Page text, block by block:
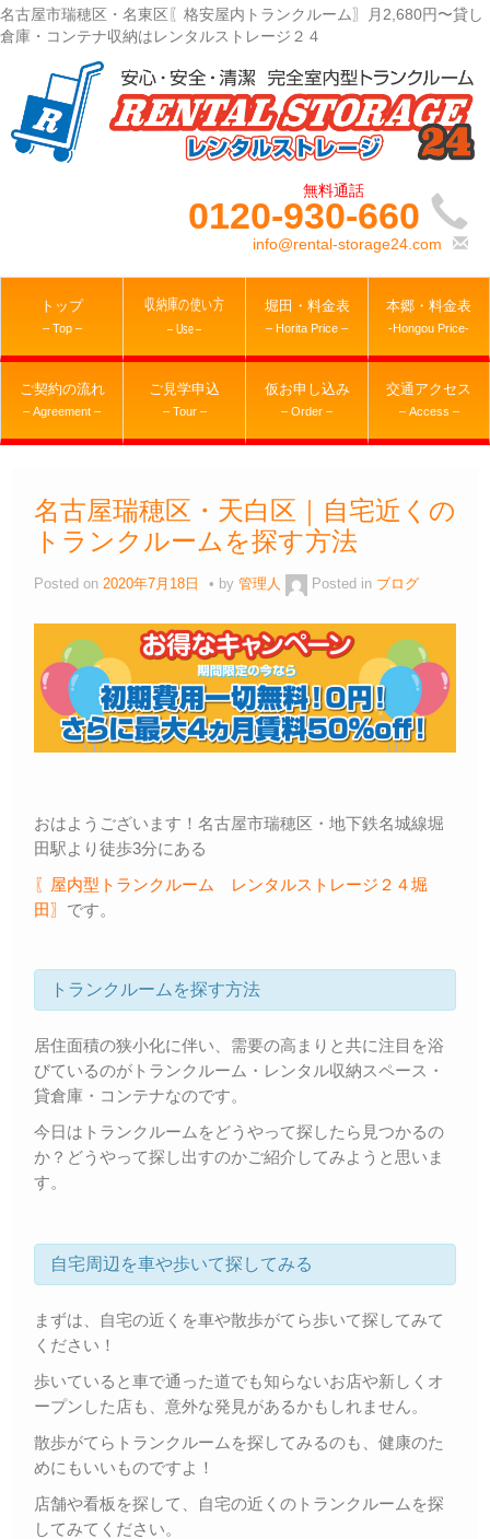
名古屋市瑞穂区・名東区〖格安屋内トランクルーム〗月2,680円〜貸し
倉庫・コンテナ収納はレンタルストレージ２４
0120-930-660
info@rental-storage24.com
トップ
– Top –
収納庫の使い方
– Use –
堀田・料金表
– Horita Price –
本郷・料金表
-Hongou Price-
ご契約の流れ
– Agreement –
ご見学申込
– Tour –
仮お申し込み
– Order –
交通アクセス
– Access –
名古屋瑞穂区・天白区｜自宅近くの
トランクルームを探す方法
Posted on 2020年7月18日 by 管理人 Posted in ブログ
おはようございます！名古屋市瑞穂区・地下鉄名城線堀
田駅より徒歩3分にある
〖屋内型トランクルーム レンタルストレージ２４堀
田〗 です。
トランクルームを探す方法
居住面積の狭小化に伴い、需要の高まりと共に注目を浴
びているのがトランクルーム・レンタル収納スペース・
貸倉庫・コンテナなのです。
今日はトランクルームをどうやって探したら見つかるの
か？どうやって探し出すのかご紹介してみようと思いま
す。
自宅周辺を車や歩いて探してみる
まずは、自宅の近くを車や散歩がてら歩いて探してみて
ください！
歩いていると車で通った道でも知らないお店や新しくオ
ープンした店も、意外な発見があるかもしれません。
散歩がてらトランクルームを探してみるのも、健康のた
めにもいいものですよ！
店舗や看板を探して、自宅の近くのトランクルームを探
してみてください。